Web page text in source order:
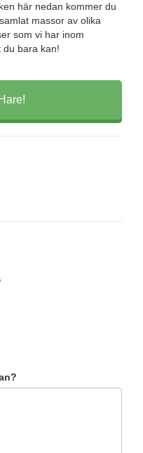
här nedan kommer du
massor av olika
som vi har inom
du bara kan!